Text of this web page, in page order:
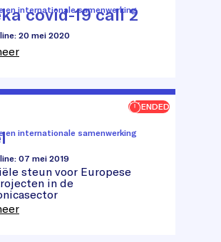
en internationale samenwerking
covid-19 call 2
: 20 mei 2020
en internationale samenwerking
: 07 mei 2019
ENDED
steun voor Europese
in de